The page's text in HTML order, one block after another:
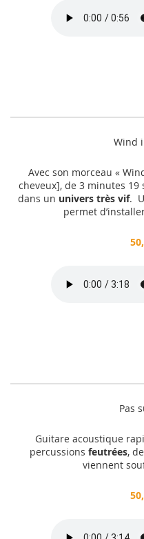
Wind
Avec son morceau «
cheveux], de 3 minutes 19
dans un univers très vif.
permet
Pas
Guitare acoustique
percussions feutrées,
viennent